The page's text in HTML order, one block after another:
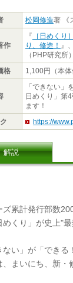
松岡修造著 《
作
『 ［日めくり
り、修造！ 』
（PHP研究所）
格
1,100円（本体
「できない」
日めくり」第
ます！
https://
解説
累計発行部数
めくり」が史上"
い」が「できる
、まいにち、新・